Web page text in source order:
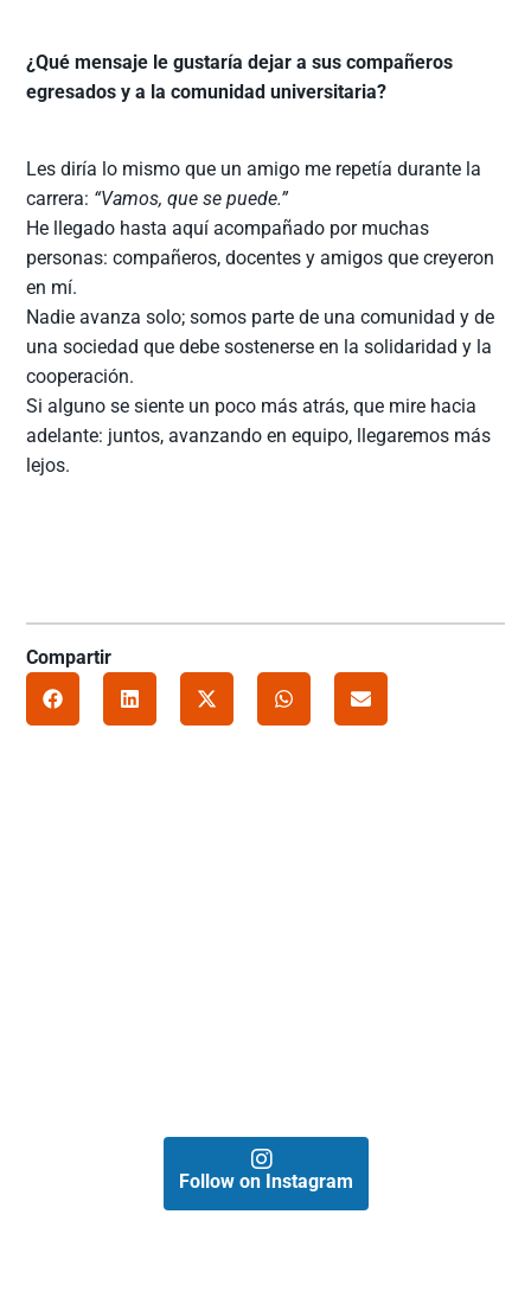
¿Qué mensaje le gustaría dejar a sus compañeros
egresados y a la comunidad universitaria?
Les diría lo mismo que un amigo me repetía durante la
carrera: “Vamos, que se puede.”
He llegado hasta aquí acompañado por muchas
personas: compañeros, docentes y amigos que creyeron
en mí.
Nadie avanza solo; somos parte de una comunidad y de
una sociedad que debe sostenerse en la solidaridad y la
cooperación.
Si alguno se siente un poco más atrás, que mire hacia
adelante: juntos, avanzando en equipo, llegaremos más
lejos.
Compartir
Follow on Instagram